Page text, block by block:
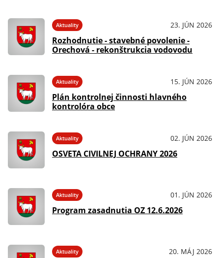
Aktuality 23. JÚN 2026
Rozhodnutie - stavebné povolenie -
Orechová - rekonštrukcia vodovodu
Aktuality 15. JÚN 2026
Plán kontrolnej činnosti hlavného
kontrolóra obce
Aktuality 02. JÚN 2026
OSVETA CIVILNEJ OCHRANY 2026
Aktuality 01. JÚN 2026
Program zasadnutia OZ 12.6.2026
Aktuality 20. MÁJ 2026